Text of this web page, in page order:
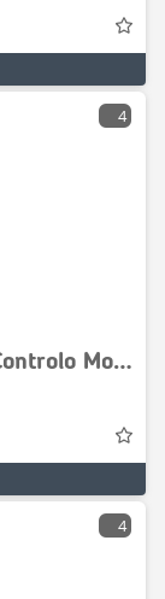
4
Volvo Midlum / DXI5 Unidade de Controlo Motor
4